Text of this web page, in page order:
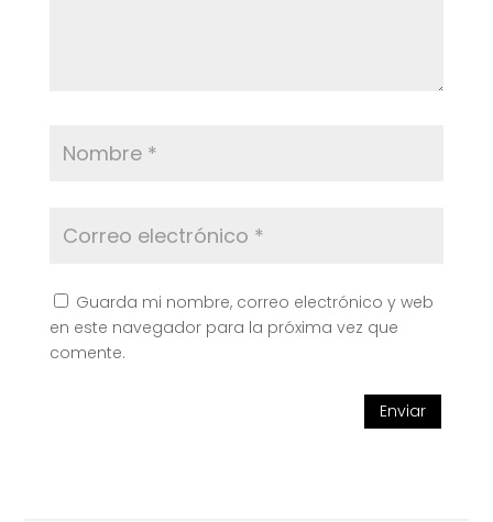
Guarda mi nombre, correo electrónico y web
en este navegador para la próxima vez que
comente.
Enviar